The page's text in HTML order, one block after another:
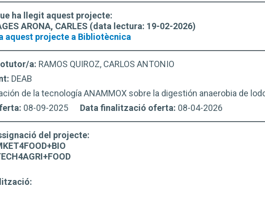
ha llegit aquest projecte:
ARONA, CARLES (data lectura: 19-02-2026)
aquest projecte a Bibliotècnica
a: RAMOS QUIROZ, CARLOS ANTONIO
DEAB
de la tecnología ANAMMOX sobre la digestión anaerobia de
08-09-2025 Data finalització oferta: 08-04-2026
del projecte: